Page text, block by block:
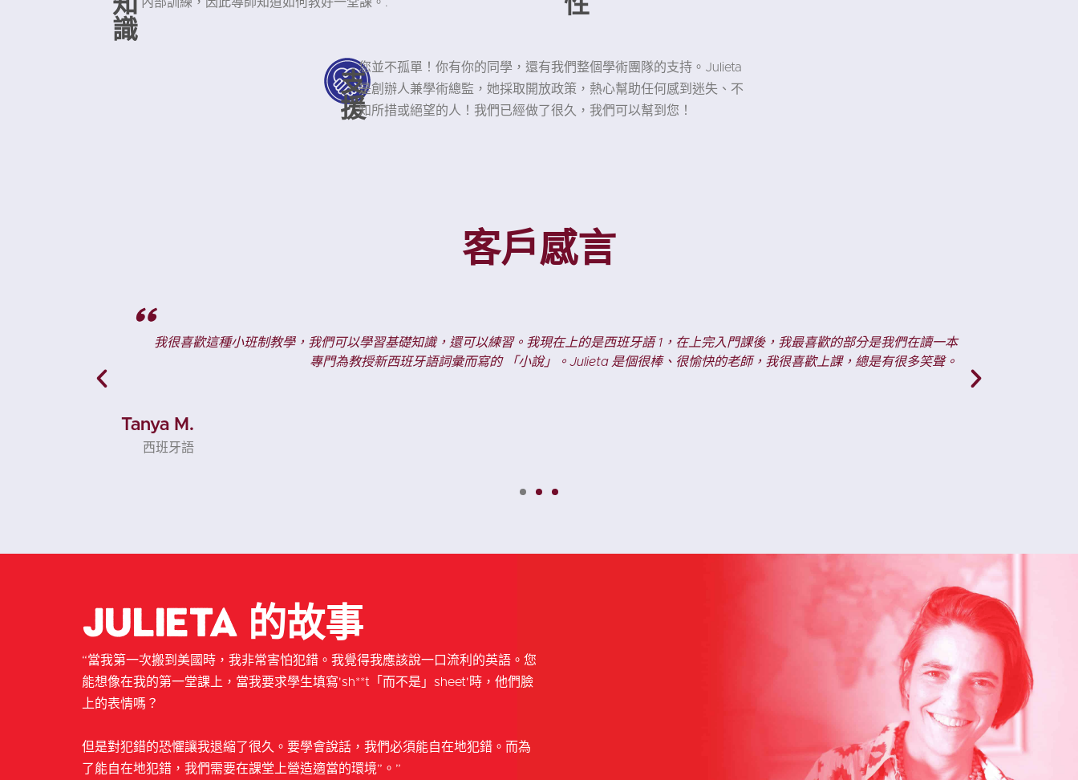
識
支
援
您並不孤單！你有你的同學，還有我們整個學術團隊的支持。Julieta
是創辦人兼學術總監，她採取開放政策，熱心幫助任何感到迷失、不
知所措或絕望的人！我們已經做了很久，我們可以幫到您！
客戶感言
的是西班牙語 1，在上完入門課後，我最喜歡的部分是我們在讀一本
Julieta 是個很棒、很愉快的老師，我很喜歡上課，總是有很多笑聲。
"CR Languages 西班牙語課程不僅讓我學會了西班牙語的文法部分，還讓我有機會在小組中練習說我所學
Julieta 的故事
“當我第一次搬到美國時，我非常害怕犯錯。我覺得我應該說一口流利的英語。您
能想像在我的第一堂課上，當我要求學生填寫'sh**t「而不是」sheet'時，他們臉
上的表情嗎？
但是對犯錯的恐懼讓我退縮了很久。要學會說話，我們必須能自在地犯錯。而為
了能自在地犯錯，我們需要在課堂上營造適當的環境”。”